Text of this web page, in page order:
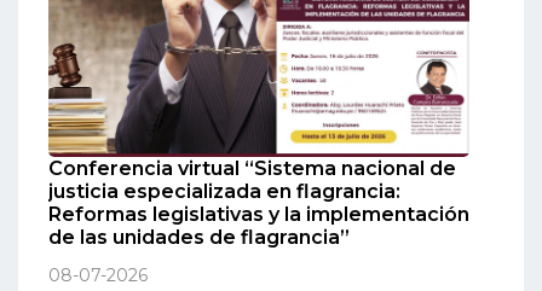
Conferencia virtual “Sistema nacional de
justicia especializada en flagrancia:
Reformas legislativas y la implementación
de las unidades de flagrancia”
08-07-2026